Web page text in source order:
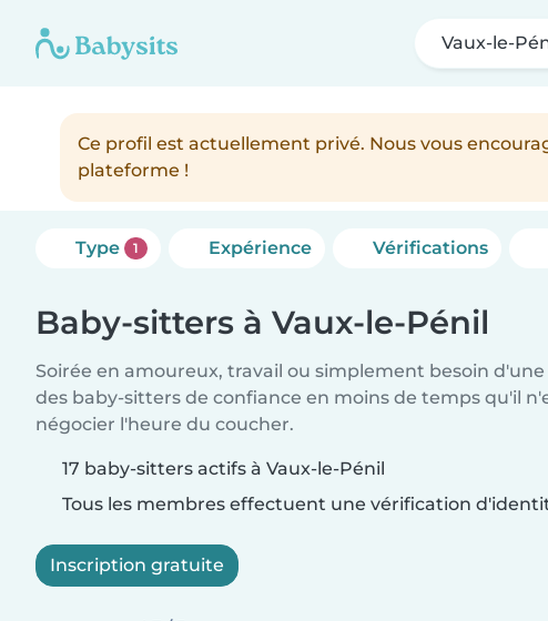
Vaux-le-
Ce profil est actuellement privé. Nous vous
plateforme !
Type 1 Expérience Vérifications
Baby-sitters à Vaux-le-Pénil
Soirée en amoureux, travail ou simplement besoin
des baby-sitters de confiance en moins de temps qu'il
négocier l'heure du coucher.
17 baby-sitters actifs à Vaux-le-Pénil
Tous les membres effectuent une vérification
Inscription gratuite